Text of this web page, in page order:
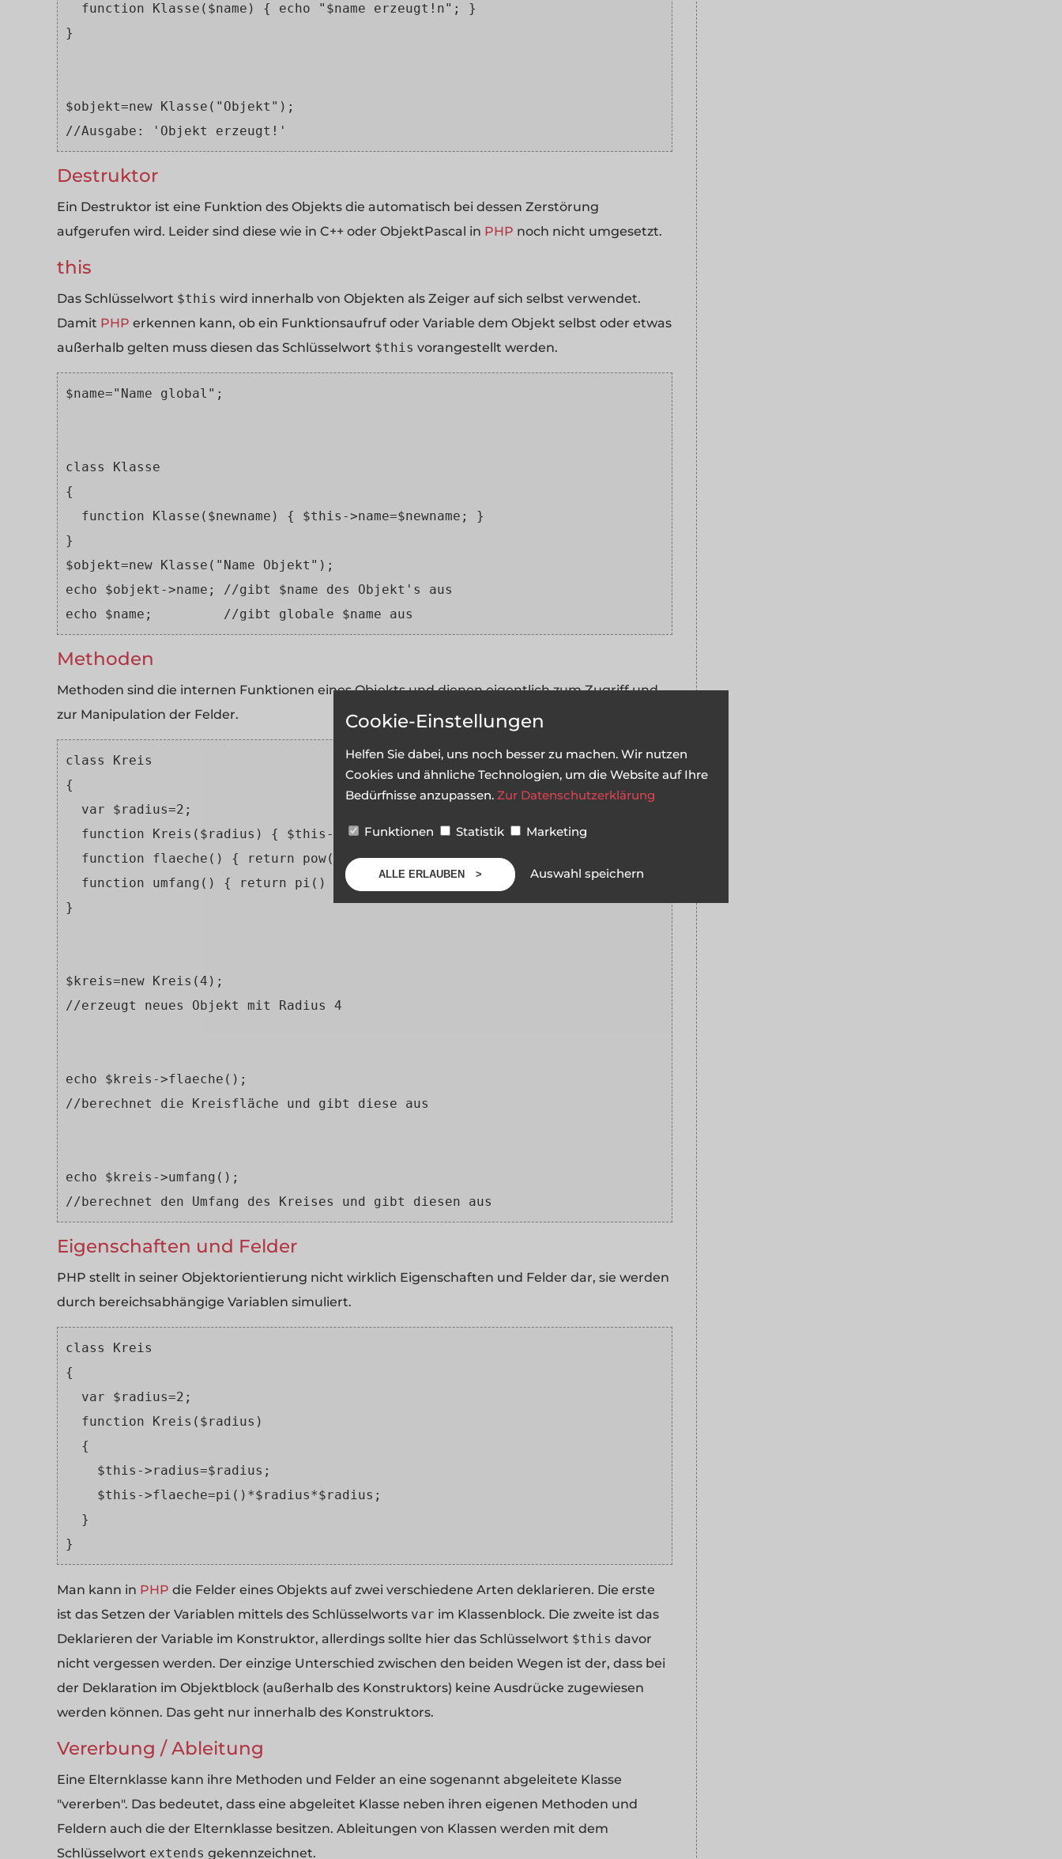
function Klasse($name) { echo "$name erzeugt!n"; }
}
$objekt=new Klasse("Objekt");
//Ausgabe: 'Objekt erzeugt!'
Destruktor
Ein Destruktor ist eine Funktion des Objekts die automatisch bei dessen Zerstörung
aufgerufen wird. Leider sind diese wie in C++ oder ObjektPascal in PHP noch nicht umgesetzt.
this
Das Schlüsselwort $this wird innerhalb von Objekten als Zeiger auf sich selbst verwendet.
Damit PHP erkennen kann, ob ein Funktionsaufruf oder Variable dem Objekt selbst oder etwas
außerhalb gelten muss diesen das Schlüsselwort $this vorangestellt werden.
$name="Name global";
class Klasse
{
function Klasse($newname) { $this->name=$newname; }
}
$objekt=new Klasse("Name Objekt");
echo $objekt->name; //gibt $name des Objekt's aus
echo $name;         //gibt globale $name aus
Methoden
Methoden sind die internen Funktionen eines Objekts und dienen eigentlich zum Zugriff und
zur Manipulation der Felder.
class Kreis
{
var $radius=2;
function Kreis($radius) { $this->radius=$radius; }
function flaeche() { return pow($this->radius,2)*pi(); }
function umfang() { return pi() * $this->radius; }
}
$kreis=new Kreis(4);
//erzeugt neues Objekt mit Radius 4
echo $kreis->flaeche();
//berechnet die Kreisfläche und gibt diese aus
echo $kreis->umfang();
//berechnet den Umfang des Kreises und gibt diesen aus
Eigenschaften und Felder
PHP stellt in seiner Objektorientierung nicht wirklich Eigenschaften und Felder dar, sie werden
durch bereichsabhängige Variablen simuliert.
class Kreis
{
var $radius=2;
function Kreis($radius)
{
$this->radius=$radius;
$this->flaeche=pi()*$radius*$radius;
}
}
Man kann in PHP die Felder eines Objekts auf zwei verschiedene Arten deklarieren. Die erste
ist das Setzen der Variablen mittels des Schlüsselworts var im Klassenblock. Die zweite ist das
Deklarieren der Variable im Konstruktor, allerdings sollte hier das Schlüsselwort $this davor
nicht vergessen werden. Der einzige Unterschied zwischen den beiden Wegen ist der, dass bei
der Deklaration im Objektblock (außerhalb des Konstruktors) keine Ausdrücke zugewiesen
werden können. Das geht nur innerhalb des Konstruktors.
Vererbung / Ableitung
Eine Elternklasse kann ihre Methoden und Felder an eine sogenannt abgeleitete Klasse
"vererben". Das bedeutet, dass eine abgeleitet Klasse neben ihren eigenen Methoden und
Feldern auch die der Elternklasse besitzen. Ableitungen von Klassen werden mit dem
Schlüsselwort extends gekennzeichnet.
Cookie-Einstellungen
Helfen Sie dabei, uns noch besser zu machen. Wir nutzen
Cookies und ähnliche Technologien, um die Website auf Ihre
Bedürfnisse anzupassen. Zur Datenschutzerklärung
Funktionen Statistik Marketing
ALLE ERLAUBEN Auswahl speichern